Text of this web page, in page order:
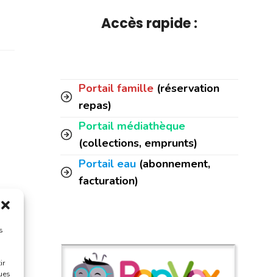
Accès rapide :
Portail famille (réservation
repas)
Portail médiathèque
(collections, emprunts)
Portail eau (abonnement,
facturation)